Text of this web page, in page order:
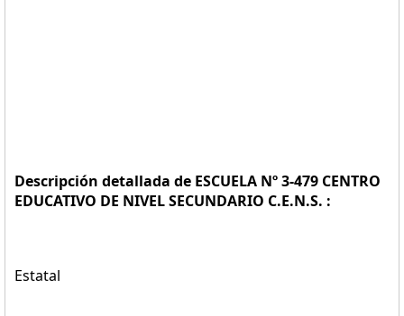
Descripción detallada de ESCUELA Nº 3-479 CENTRO
EDUCATIVO DE NIVEL SECUNDARIO C.E.N.S. :
Estatal